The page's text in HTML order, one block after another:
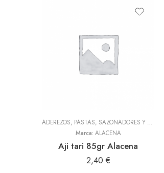
ADEREZOS, PASTAS, SAZONADORES Y CONDIMENTOS
Marca: ALACENA
Aji tari 85gr Alacena
2,40 €